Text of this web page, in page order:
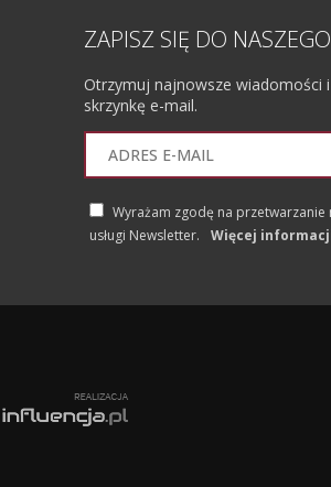
ZAPISZ SIĘ DO
Otrzymuj najnowsze wiadomości
skrzynkę e-mail.
Wyrażam zgodę na
usługi Newsletter.
Więcej